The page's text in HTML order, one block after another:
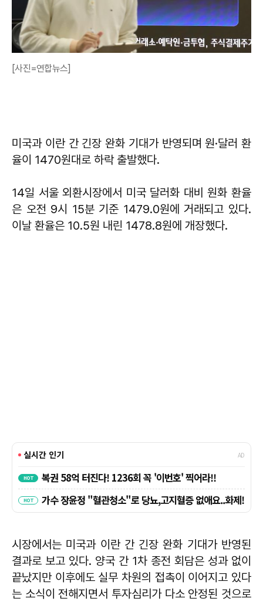
[사진=연합뉴스]
미국과 이란 간 긴장 완화 기대가 반영되며 원·달러 환
율이 1470원대로 하락 출발했다.
14일 서울 외환시장에서 미국 달러화 대비 원화 환율
은 오전 9시 15분 기준 1479.0원에 거래되고 있다.
이날 환율은 10.5원 내린 1478.8원에 개장했다.
시장에서는 미국과 이란 간 긴장 완화 기대가 반영된
결과로 보고 있다. 양국 간 1차 종전 회담은 성과 없이
끝났지만 이후에도 실무 차원의 접촉이 이어지고 있다
는 소식이 전해지면서 투자심리가 다소 안정된 것으로